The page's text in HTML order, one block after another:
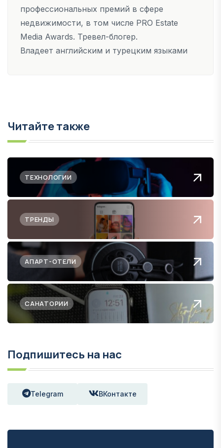
профессиональных премий в сфере
недвижимости, в том числе PRO Estate
Media Awards. Тревел-блогер.
Владеет английским и турецким языками
Читайте также
ТЕХНОЛОГИИ
ТРЕНДЫ
АПАРТ-ОТЕЛИ
САНАТОРИИ
Подпишитесь на нас
Telegram ВКонтакте